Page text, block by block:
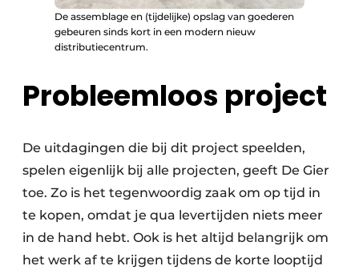
De assemblage en (tijdelijke) opslag van goederen
gebeuren sinds kort in een modern nieuw
distributiecentrum.
Probleemloos project
De uitdagingen die bij dit project speelden,
spelen eigenlijk bij alle projecten, geeft De Gier
toe. Zo is het tegenwoordig zaak om op tijd in
te kopen, omdat je qua levertijden niets meer
in de hand hebt. Ook is het altijd belangrijk om
het werk af te krijgen tijdens de korte looptijd